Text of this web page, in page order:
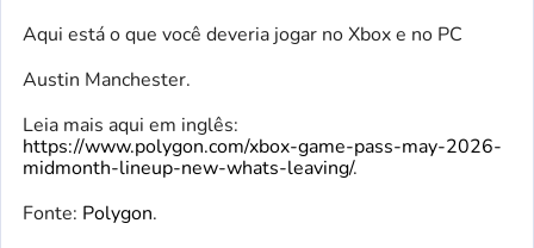
Aqui está o que você deveria jogar no Xbox e no PC
Austin Manchester.
Leia mais aqui em inglês:
https://www.polygon.com/xbox-game-pass-may-2026-
midmonth-lineup-new-whats-leaving/.
Fonte: Polygon.